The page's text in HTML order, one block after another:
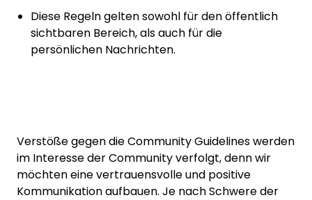
Diese Regeln gelten sowohl für den öffentlich
sichtbaren Bereich, als auch für die
persönlichen Nachrichten.
Verstöße gegen die Community Guidelines werden
im Interesse der Community verfolgt, denn wir
möchten eine vertrauensvolle und positive
Kommunikation aufbauen. Je nach Schwere der